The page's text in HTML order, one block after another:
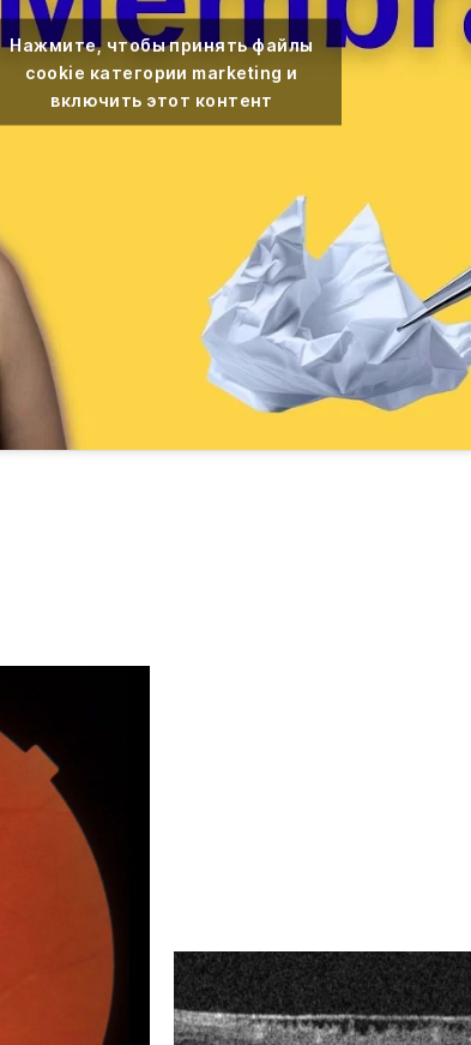
Нажмите, чтобы принять файлы
cookie категории marketing и
включить этот контент